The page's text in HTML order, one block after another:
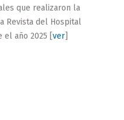
que realizaron la
Revista del Hospital
año 2025 [ ver